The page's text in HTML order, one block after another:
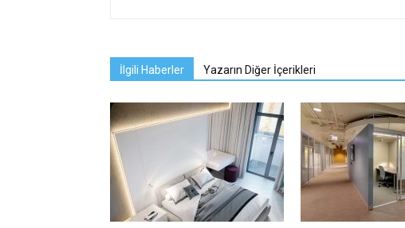
İlgili Haberler Yazarın Diğer İçerikleri